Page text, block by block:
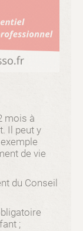
mois à
Il peut y
de vie
du Conseil
;